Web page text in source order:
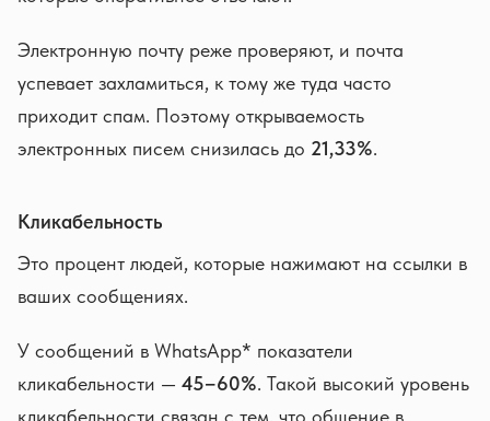
Электронную почту реже проверяют, и почта
успевает захламиться, к тому же туда часто
приходит спам. Поэтому открываемость
электронных писем снизилась до 21,33%.
Кликабельность
Это процент людей, которые нажимают на ссылки в
ваших сообщениях.
У сообщений в WhatsApp* показатели
кликабельности — 45–60%. Такой высокий уровень
кликабельности связан с тем, что общение в